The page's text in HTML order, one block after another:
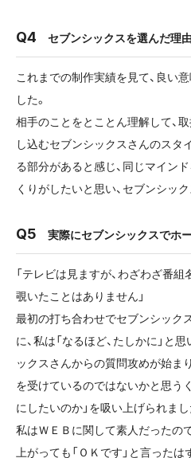
セブンシックスを選んだ理
これまでの制作実績を見て、良い
した。
相手のことをとことん理解して、
し込むセブンシックスさんのスタ
る部分があると感じ、同じマイン
くりがしたいと思い、セブンシッ
実際にセブンシックスでホ
「テレビは見ますが、わざわざ番
覗いたことはありません」
最初の打ち合わせでセブンシック
に、私は「なるほど、たしかに」と
ックスさんからの質問攻めが始ま
を受けているのではないかと思う
にしたいのか」を吸い上げられまし
私はＷＥＢに関して素人だったの
上がっても「ＯＫです」と言った